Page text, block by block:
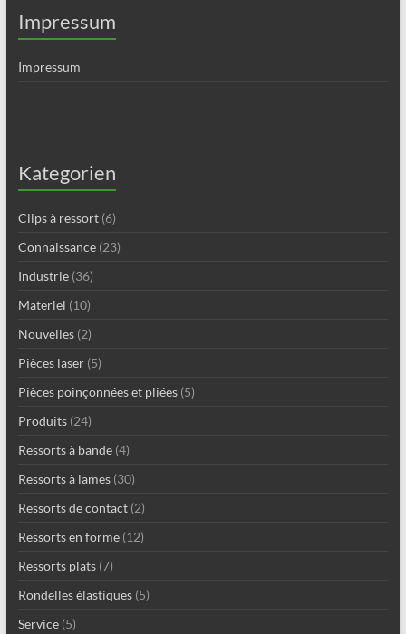
Impressum
Impressum
Kategorien
Clips à ressort(6)
Connaissance(23)
Industrie(36)
Materiel (10)
Nouvelles(2)
Pièces laser(5)
Pièces poinçonnées et pliées(5)
Produits(24)
Ressorts à bande(4)
Ressorts à lames(30)
Ressorts de contact(2)
Ressorts en forme(12)
Ressorts plats(7)
Rondelles élastiques(5)
Service(5)